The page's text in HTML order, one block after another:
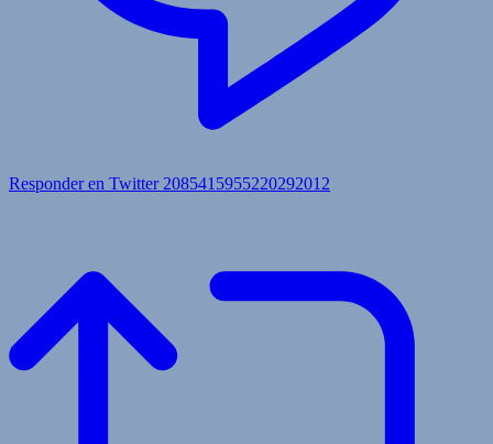
Responder en Twitter 2085415955220292012